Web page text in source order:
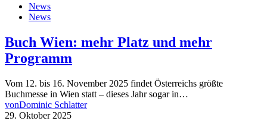
News
News
Buch Wien: mehr Platz und mehr
Programm
Vom 12. bis 16. November 2025 findet Österreichs größte
Buchmesse in Wien statt – dieses Jahr sogar in…
vonDominic Schlatter
29. Oktober 2025